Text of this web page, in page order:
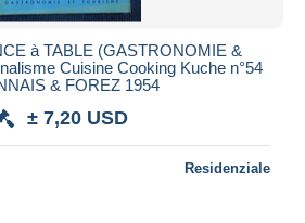
à TABLE (GASTRONOMIE &
Cuisine Cooking Kuche n°54
& FOREZ 1954
± 7,20 USD
Residenziale